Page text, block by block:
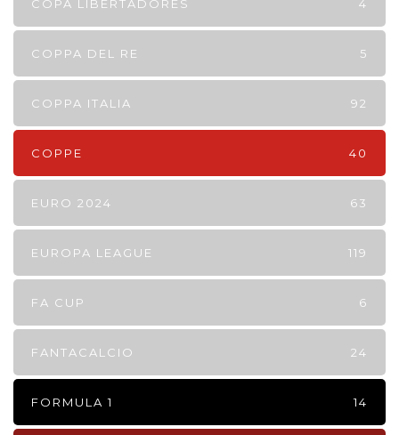
COPA LIBERTADORES 4
COPPA DEL RE 5
COPPA ITALIA 92
COPPE 40
EURO 2024 63
EUROPA LEAGUE 119
FA CUP 6
FANTACALCIO 24
FORMULA 1 14